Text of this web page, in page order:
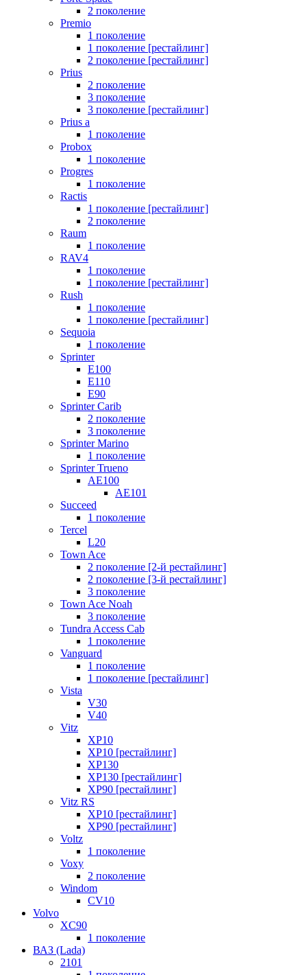
2 поколение
Premio
1 поколение
1 поколение [рестайлинг]
2 поколение [рестайлинг]
Prius
2 поколение
3 поколение
3 поколение [рестайлинг]
Prius a
1 поколение
Probox
1 поколение
Progres
1 поколение
Ractis
1 поколение [рестайлинг]
2 поколение
Raum
1 поколение
RAV4
1 поколение
1 поколение [рестайлинг]
Rush
1 поколение
1 поколение [рестайлинг]
Sequoia
1 поколение
Sprinter
E100
E110
E90
Sprinter Carib
2 поколение
3 поколение
Sprinter Marino
1 поколение
Sprinter Trueno
AE100
AE101
Succeed
1 поколение
Tercel
L20
Town Ace
2 поколение [2-й рестайлинг]
2 поколение [3-й рестайлинг]
3 поколение
Town Ace Noah
3 поколение
Tundra Access Cab
1 поколение
Vanguard
1 поколение
1 поколение [рестайлинг]
Vista
V30
V40
Vitz
XP10
XP10 [рестайлинг]
XP130
XP130 [рестайлинг]
XP90 [рестайлинг]
Vitz RS
XP10 [рестайлинг]
XP90 [рестайлинг]
Voltz
1 поколение
Voxy
2 поколение
Windom
СV10
Volvo
XC90
1 поколение
ВАЗ (Lada)
2101